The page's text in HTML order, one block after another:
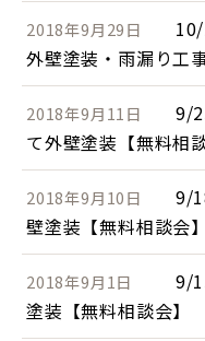
2018年9月29日
外壁塗装・雨漏り工
2018年9月11日
9/
て外壁塗装【無料相談
2018年9月10日
9/
壁塗装【無料相談会】
2018年9月1日
9/
塗装【無料相談会】